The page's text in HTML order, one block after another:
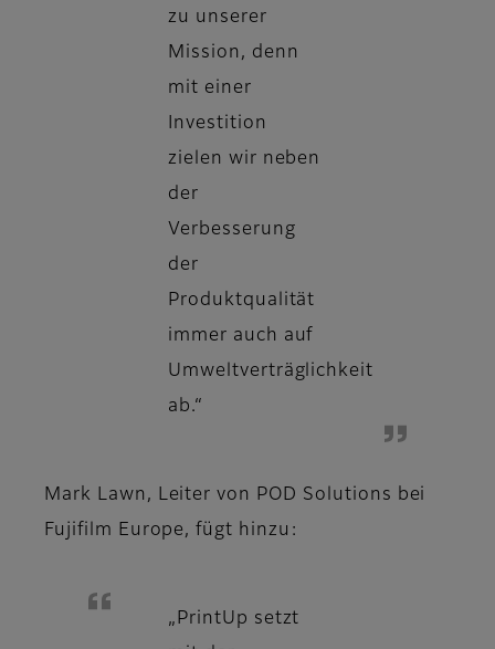
zu unserer
Mission, denn
mit einer
Investition
zielen wir neben
der
Verbesserung
der
Produktqualität
immer auch auf
Umweltverträglichkeit
ab.“
Mark Lawn, Leiter von POD Solutions bei
Fujifilm Europe, fügt hinzu:
„PrintUp setzt